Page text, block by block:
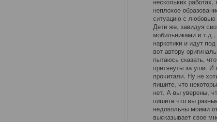
неплохое
ситуацию с любовью
Дети же, завидуя
мобильниками и
наркотики и идут
вот автору
пытаюсь сказать,
притянуты за уши. И
прочитали. Ну не
пишите, что
нет. А вы уверены,
пишите что вы
недовольны моими
высказывает свое